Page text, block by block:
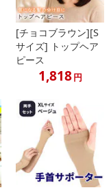
[チョコブラウン][S
サイズ] トップヘア
ピース
1,818円